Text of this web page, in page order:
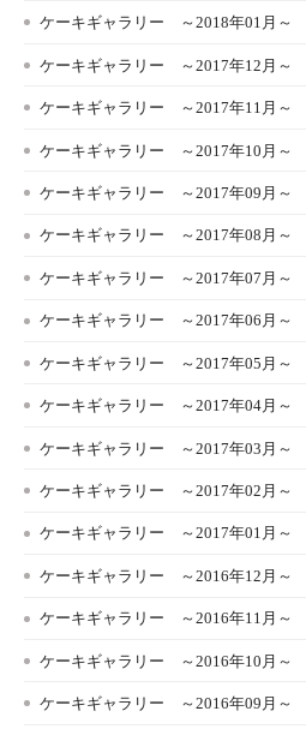
ケーキギャラリー ～2018年01月～
ケーキギャラリー ～2017年12月～
ケーキギャラリー ～2017年11月～
ケーキギャラリー ～2017年10月～
ケーキギャラリー ～2017年09月～
ケーキギャラリー ～2017年08月～
ケーキギャラリー ～2017年07月～
ケーキギャラリー ～2017年06月～
ケーキギャラリー ～2017年05月～
ケーキギャラリー ～2017年04月～
ケーキギャラリー ～2017年03月～
ケーキギャラリー ～2017年02月～
ケーキギャラリー ～2017年01月～
ケーキギャラリー ～2016年12月～
ケーキギャラリー ～2016年11月～
ケーキギャラリー ～2016年10月～
ケーキギャラリー ～2016年09月～